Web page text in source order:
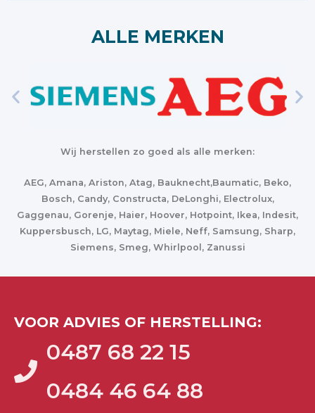
ALLE MERKEN
Wij herstellen zo goed als alle merken:
AEG, Amana, Ariston, Atag, Bauknecht,Baumatic, Beko,
Bosch, Candy, Constructa, DeLonghi, Electrolux,
Gaggenau, Gorenje, Haier, Hoover, Hotpoint, Ikea, Indesit,
Kuppersbusch, LG, Maytag, Miele, Neff, Samsung, Sharp,
Siemens, Smeg, Whirlpool, Zanussi
VOOR ADVIES OF HERSTELLING:
0487 68 22 15
0484 46 64 88